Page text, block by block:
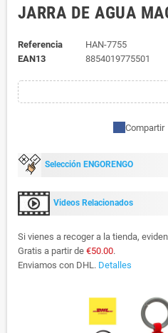
JARRA DE AGUA
Referencia
HAN-7755
EAN13
8854019775501
Compartir
Selección ENGORENGO
Videos Relacionados
Si vienes a recoger a la tienda,
Gratis a partir de €50.00.
Enviamos con DHL. Detalles